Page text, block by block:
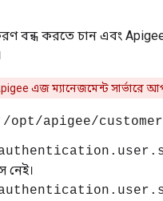
বন্ধ করতে চান এবং
এজ ম্যানেজমেন্ট
/opt/apigee/
নেই।